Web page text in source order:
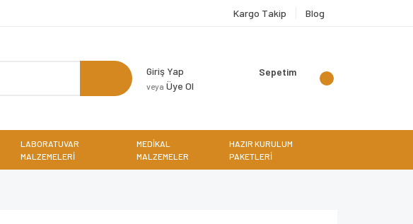
Kargo Takip Blog
Giriş Yap
veya Üye Ol
Sepetim
LABORATUVAR
MALZEMELERİ
MEDİKAL
MALZEMELER
HAZIR KURULUM
PAKETLERİ